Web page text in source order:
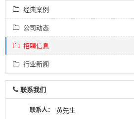
经典案例
公司动态
招聘信息
行业新闻
联系我们
联系人： 黄先生